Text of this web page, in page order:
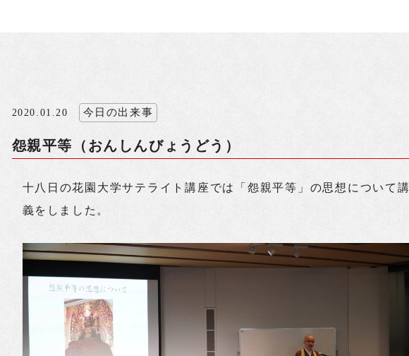
2020.01.20 今日の出来事
怨親平等（おんしんびょうどう）
十八日の花園大学サテライト講座では「怨親平等」の思想について
義をしました。